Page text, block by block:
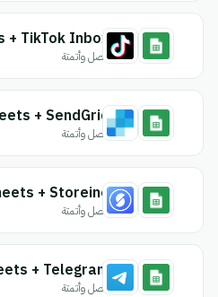
+ TikTok Inbox
اتصل وأتمتة
+ SendGrid
اتصل وأتمتة
+ Storeino
اتصل وأتمتة
+ Telegram
اتصل وأتمتة